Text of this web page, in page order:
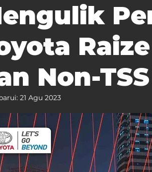
Non-TSS
21 Agu 2023